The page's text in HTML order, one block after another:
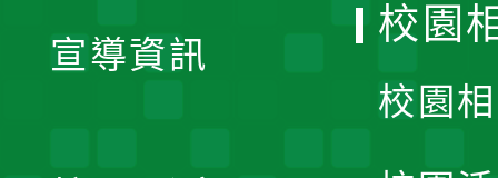
宣導資訊
校園
校園